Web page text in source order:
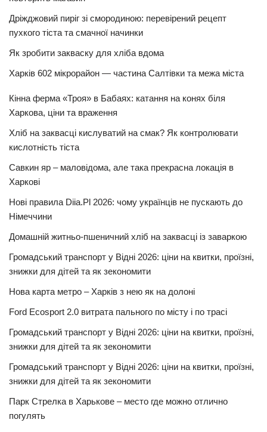
Дріжджовий пиріг зі смородиною: перевірений рецепт
пухкого тіста та смачної начинки
Як зробити закваску для хліба вдома
Харків 602 мікрорайон — частина Салтівки та межа міста
Кінна ферма «Троя» в Бабаях: катання на конях біля
Харкова, ціни та враження
Хліб на заквасці кислуватий на смак? Як контролювати
кислотність тіста
Савкин яр – маловідома, але така прекрасна локація в
Харкові
Нові правила Diia.Pl 2026: чому українців не пускають до
Німеччини
Домашній житньо-пшеничний хліб на заквасці із заваркою
Громадський транспорт у Відні 2026: ціни на квитки, проїзні,
знижки для дітей та як зекономити
Нова карта метро – Харків з нею як на долоні
Ford Ecosport 2.0 витрата пального по місту і по трасі
Громадський транспорт у Відні 2026: ціни на квитки, проїзні,
знижки для дітей та як зекономити
Громадський транспорт у Відні 2026: ціни на квитки, проїзні,
знижки для дітей та як зекономити
Парк Стрелка в Харькове – место где можно отлично
погулять